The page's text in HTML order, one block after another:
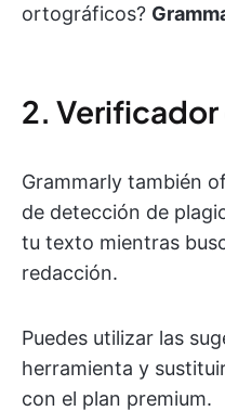
ortográficos?
2.
Grammarly también
de detección de
tu texto mientras
redacción.
Puedes utilizar las
herramienta y
con el plan premium.